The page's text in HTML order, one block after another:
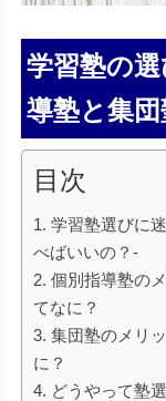
学習塾の
導塾と集
目次
1. 学習塾選びに
べばいいの？-
2. 個別指導塾の
てなに？
3. 集団塾のメリ
に？
4. どうやって塾